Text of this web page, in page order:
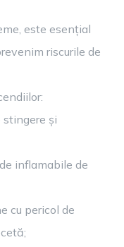
este esențial
riscurile de
și
inflamabile de
cu pericol de